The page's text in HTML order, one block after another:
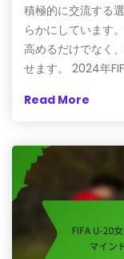
積極的に交流する
らかにしています
高めるだけでなく
せます。 2024年
Read More